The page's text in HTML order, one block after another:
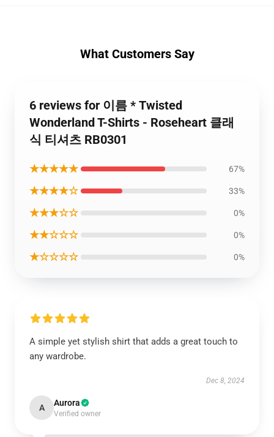
What Customers Say
6 reviews for 이름 * Twisted
Wonderland T-Shirts - Roseheart 클래
식 티셔츠 RB0301
★★★★★ 67%
★★★★☆ 33%
★★★☆☆ 0%
★★☆☆☆ 0%
★☆☆☆☆ 0%
A simple yet stylish shirt that adds a great touch to
any wardrobe.
Dec 8, 2024
A Aurora
Verified owner